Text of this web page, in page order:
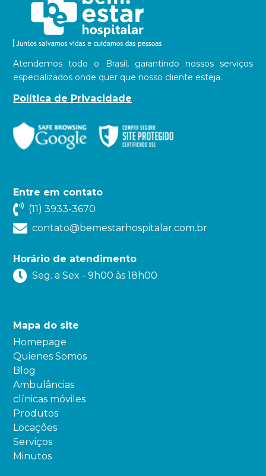
Atendemos todo o Brasil, garantindo nossos serviços
especializados onde quer que nosso cliente esteja.
Política de Privacidade
Entre em contato
(11) 3933-3670
contato@bemestarhospitalar.com.br
Horário de atendimento
Seg. a Sex - 9h00 às 18h00
Mapa do site
Homepage
Quienes Somos
Blog
Ambulâncias
clínicas móviles
Produtos
Locações
Serviços
Minutos